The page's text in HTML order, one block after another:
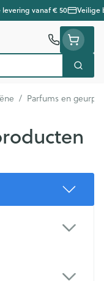
vanaf € 50 Veilige
Zoek
/ Parfums en